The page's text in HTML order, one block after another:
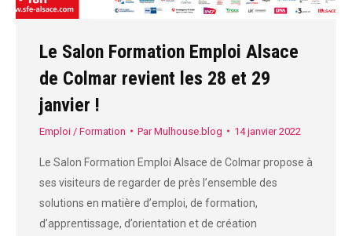
Le Salon Formation Emploi Alsace
de Colmar revient les 28 et 29
janvier !
Emploi / Formation ParMulhouse.blog 14 janvier 2022
Le Salon Formation Emploi Alsace de Colmar propose à
ses visiteurs de regarder de près l’ensemble des
solutions en matière d’emploi, de formation,
d’apprentissage, d’orientation et de création